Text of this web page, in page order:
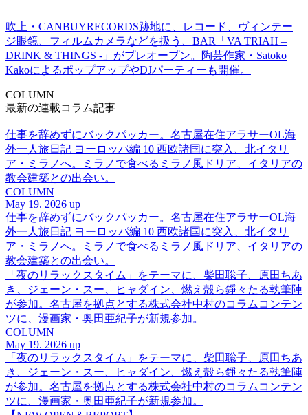
吹上・CANBUYRECORDS跡地に、レコード、ヴィンテー
ジ眼鏡、フィルムカメラなどを扱う、BAR「VA TRIAH –
DRINK & THINGS -」がプレオープン。陶芸作家・Satoko
KakoによるポップアップやDJパーティーも開催。
COLUMN
最新の連載コラム記事
仕事を辞めずにバックパッカー。名古屋在住アラサーOL海
外一人旅日記 ヨーロッパ編 10 西欧諸国に突入、北イタリ
ア・ミラノへ。ミラノで食べるミラノ風ドリア、イタリアの
教会建築との出会い。
COLUMN
May 19. 2026 up
仕事を辞めずにバックパッカー。名古屋在住アラサーOL海
外一人旅日記 ヨーロッパ編 10 西欧諸国に突入、北イタリ
ア・ミラノへ。ミラノで食べるミラノ風ドリア、イタリアの
教会建築との出会い。
「夜のリラックスタイム」をテーマに、柴田聡子、原田ちあ
き、ジェーン・スー、ヒャダイン、燃え殻ら錚々たる執筆陣
が参加。名古屋を拠点とする株式会社中村のコラムコンテン
ツに、漫画家・奥田亜紀子が新規参加。
COLUMN
May 19. 2026 up
「夜のリラックスタイム」をテーマに、柴田聡子、原田ちあ
き、ジェーン・スー、ヒャダイン、燃え殻ら錚々たる執筆陣
が参加。名古屋を拠点とする株式会社中村のコラムコンテン
ツに、漫画家・奥田亜紀子が新規参加。